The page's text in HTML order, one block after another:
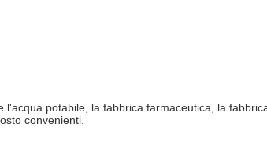
potabile, la fabbrica farmaceutica, la
convenienti.